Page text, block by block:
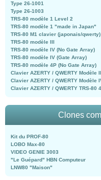
Type 26-1001
Type 26-1003
TRS-80 modèle 1 Level 2
TRS-80 modèle 1 "made in Japan"
TRS-80 M1 clavier (japonais/qwerty)
TRS-80 modèle III
TRS-80 modèle IV (No Gate Array)
TRS-80 modèle IV (Gate Array)
TRS-80 modèle 4P (No Gate Array)
Clavier AZERTY / QWERTY Modèle
Clavier AZERTY / QWERTY Modèle
Clavier AZERTY / QWERTY TRS-80
Clones
Kit du PROF-80
LOBO Max-80
VIDEO GENIE 3003
"Le Guépard" HBN Computeur
LNW80 "Maison"